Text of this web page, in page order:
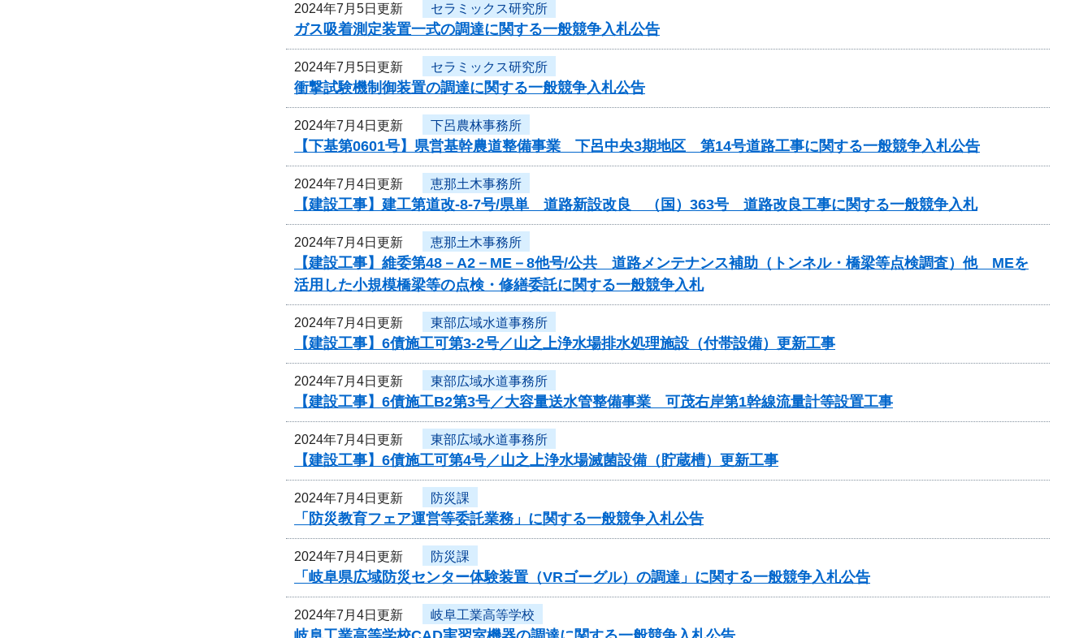
2024年7月5日更新 セラミックス研究所
ガス吸着測定装置一式の調達に関する一般競争入札公告
2024年7月5日更新 セラミックス研究所
衝撃試験機制御装置の調達に関する一般競争入札公告
2024年7月4日更新 下呂農林事務所
【下基第0601号】県営基幹農道整備事業 下呂中央3期地区 第14号道路工事に関する一般競争入札公告
2024年7月4日更新 恵那土木事務所
【建設工事】建工第道改-8-7号/県単 道路新設改良 （国）363号 道路改良工事に関する一般競争入札
2024年7月4日更新 恵那土木事務所
【建設工事】維委第48－A2－ME－8他号/公共 道路メンテナンス補助（トンネル・橋梁等点検調査）他 MEを
活用した小規模橋梁等の点検・修繕委託に関する一般競争入札
2024年7月4日更新 東部広域水道事務所
【建設工事】6債施工可第3-2号／山之上浄水場排水処理施設（付帯設備）更新工事
2024年7月4日更新 東部広域水道事務所
【建設工事】6債施工B2第3号／大容量送水管整備事業 可茂右岸第1幹線流量計等設置工事
2024年7月4日更新 東部広域水道事務所
【建設工事】6債施工可第4号／山之上浄水場滅菌設備（貯蔵槽）更新工事
2024年7月4日更新 防災課
「防災教育フェア運営等委託業務」に関する一般競争入札公告
2024年7月4日更新 防災課
「岐阜県広域防災センター体験装置（VRゴーグル）の調達」に関する一般競争入札公告
2024年7月4日更新 岐阜工業高等学校